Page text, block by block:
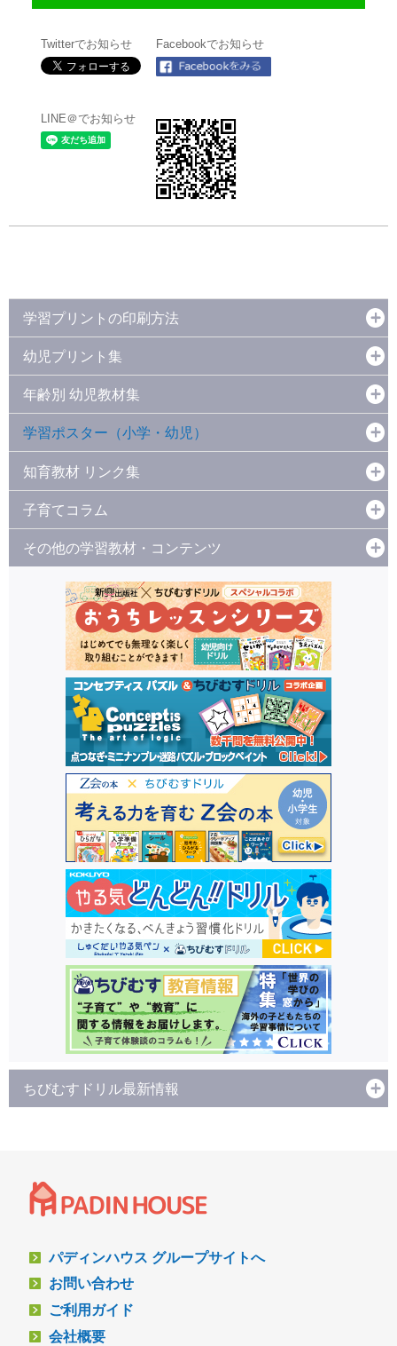
Twitterでお知らせ Facebookでお知らせ
LINE＠でお知らせ
学習プリントの印刷方法
幼児プリント集
年齢別 幼児教材集
学習ポスター（小学・幼児）
知育教材 リンク集
子育てコラム
その他の学習教材・コンテンツ
ちびむすドリル最新情報
パディンハウス グループサイトへ
お問い合わせ
ご利用ガイド
会社概要